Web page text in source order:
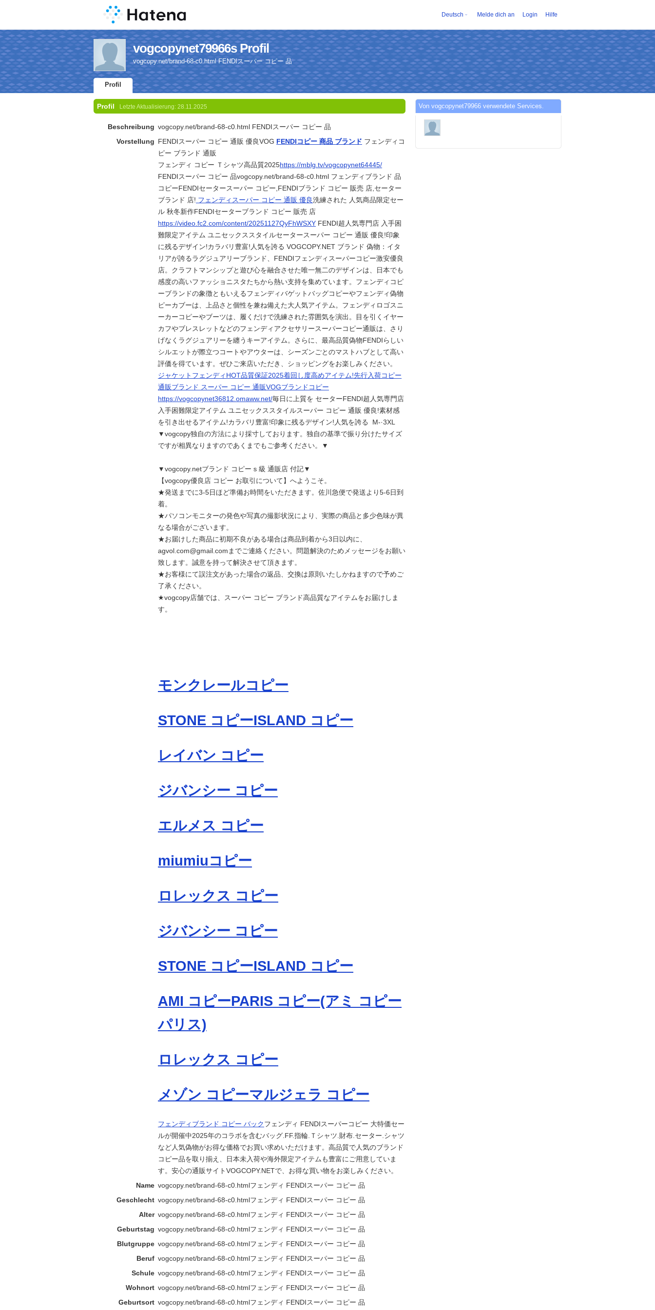
Deutsch Melde dich an Login Hilfe
vogcopynet79966s Profil
vogcopy.net/brand-68-c0.html FENDIスーパー コピー 品
Profil
Profil Letzte Aktualisierung: 28.11.2025
Beschreibung vogcopy.net/brand-68-c0.html FENDIスーパー コピー 品
Vorstellung FENDIスーパー コピー 通販 優良VOG FENDIコピー 商品 ブランド フェンディコ
ピー ブランド 通販
フェンディ コピー Ｔシャツ高品質2025https://mblg.tv/vogcopynet64445/
FENDIスーパー コピー 品vogcopy.net/brand-68-c0.html フェンディブランド 品
コピーFENDIセータースーパー コピー,FENDIブランド コピー 販売 店,セーター
ブランド 店! フェンディスーパー コピー 通販 優良洗練された 人気商品限定セー
ル 秋冬新作FENDIセーターブランド コピー 販売 店
https://video.fc2.com/content/20251127QyFhWSXY FENDI超人気専門店 入手困
難限定アイテム ユニセックススタイルセータースーパー コピー 通販 優良!印象
に残るデザイン!カラバリ豊富!人気を誇る VOGCOPY.NET ブランド 偽物：イタ
リアが誇るラグジュアリーブランド、FENDIフェンディスーパーコピー激安優良
店。クラフトマンシップと遊び心を融合させた唯一無二のデザインは、日本でも
感度の高いファッショニスタたちから熱い支持を集めています。フェンディコピ
ーブランドの象徴ともいえるフェンディバゲットバッグコピーやフェンディ偽物
ピーカブーは、上品さと個性を兼ね備えた大人気アイテム。フェンディロゴスニ
ーカーコピーやブーツは、履くだけで洗練された雰囲気を演出。目を引くイヤー
カフやブレスレットなどのフェンディアクセサリースーパーコピー通販は、さり
げなくラグジュアリーを纏うキーアイテム。さらに、最高品質偽物FENDIらしい
シルエットが際立つコートやアウターは、シーズンごとのマストハブとして高い
評価を得ています。ぜひご来店いただき、ショッピングをお楽しみください。
ジャケットフェンディHOT品質保証2025着回し度高めアイテム!先行入荷コピー
通販ブランド スーパー コピー 通販VOGブランドコピー
https://vogcopynet36812.omaww.net/毎日に上質を セーターFENDI超人気専門店
入手困難限定アイテム ユニセックススタイルスーパー コピー 通販 優良!素材感
を引き出せるアイテム!カラバリ豊富!印象に残るデザイン!人気を誇る M-·3XL
▼vogcopy独自の方法により採寸しております。独自の基準で振り分けたサイズ
ですが相異なりますのであくまでもご参考ください。▼
▼vogcopy.netブランド コピー s 級 通販店 付記▼
【vogcopy優良店 コピー お取引について】へようこそ。
★発送までに3-5日ほど準備お時間をいただきます。佐川急便で発送より5-6日到
着。
★パソコンモニターの発色や写真の撮影状況により、実際の商品と多少色味が異
なる場合がございます。
★お届けした商品に初期不良がある場合は商品到着から3日以内に、
agvol.com@gmail.comまでご連絡ください。問題解決のためメッセージをお願い
致します。誠意を持って解決させて頂きます。
★お客様にて誤注文があった場合の返品、交換は原則いたしかねますので予めご
了承ください。
★vogcopy店舗では、スーパー コピー ブランド高品質なアイテムをお届けしま
す。
モンクレールコピー
STONE コピーISLAND コピー
レイバン コピー
ジバンシー コピー
エルメス コピー
miumiuコピー
ロレックス コピー
ジバンシー コピー
STONE コピーISLAND コピー
AMI コピーPARIS コピー(アミ コピー
パリス)
ロレックス コピー
メゾン コピーマルジェラ コピー
フェンディブランド コピー バックフェンディ FENDIスーパーコピー 大特価セー
ルが開催中2025年のコラボを含むバッグ.FF.指輪.Ｔシャツ.財布.セーター.シャツ
など人気偽物がお得な価格でお買い求めいただけます。高品質で人気のブランド
コピー品を取り揃え、日本未入荷や海外限定アイテムも豊富にご用意していま
す。安心の通販サイトVOGCOPY.NETで、お得な買い物をお楽しみください。
Name vogcopy.net/brand-68-c0.htmlフェンディ FENDIスーパー コピー 品
Geschlecht vogcopy.net/brand-68-c0.htmlフェンディ FENDIスーパー コピー 品
Alter vogcopy.net/brand-68-c0.htmlフェンディ FENDIスーパー コピー 品
Geburtstag vogcopy.net/brand-68-c0.htmlフェンディ FENDIスーパー コピー 品
Blutgruppe vogcopy.net/brand-68-c0.htmlフェンディ FENDIスーパー コピー 品
Beruf vogcopy.net/brand-68-c0.htmlフェンディ FENDIスーパー コピー 品
Schule vogcopy.net/brand-68-c0.htmlフェンディ FENDIスーパー コピー 品
Wohnort vogcopy.net/brand-68-c0.htmlフェンディ FENDIスーパー コピー 品
Geburtsort vogcopy.net/brand-68-c0.htmlフェンディ FENDIスーパー コピー 品
Von vogcopynet79966 verwendete Services.